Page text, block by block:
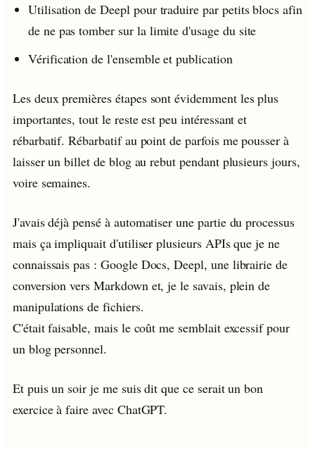
Utilisation de Deepl pour traduire par petits blocs afin
de ne pas tomber sur la limite d'usage du site
Vérification de l'ensemble et publication
Les deux premières étapes sont évidemment les plus
importantes, tout le reste est peu intéressant et
rébarbatif. Rébarbatif au point de parfois me pousser à
laisser un billet de blog au rebut pendant plusieurs jours,
voire semaines.
J'avais déjà pensé à automatiser une partie du processus
mais ça impliquait d'utiliser plusieurs APIs que je ne
connaissais pas : Google Docs, Deepl, une librairie de
conversion vers Markdown et, je le savais, plein de
manipulations de fichiers.
C'était faisable, mais le coût me semblait excessif pour
un blog personnel.
Et puis un soir je me suis dit que ce serait un bon
exercice à faire avec ChatGPT.